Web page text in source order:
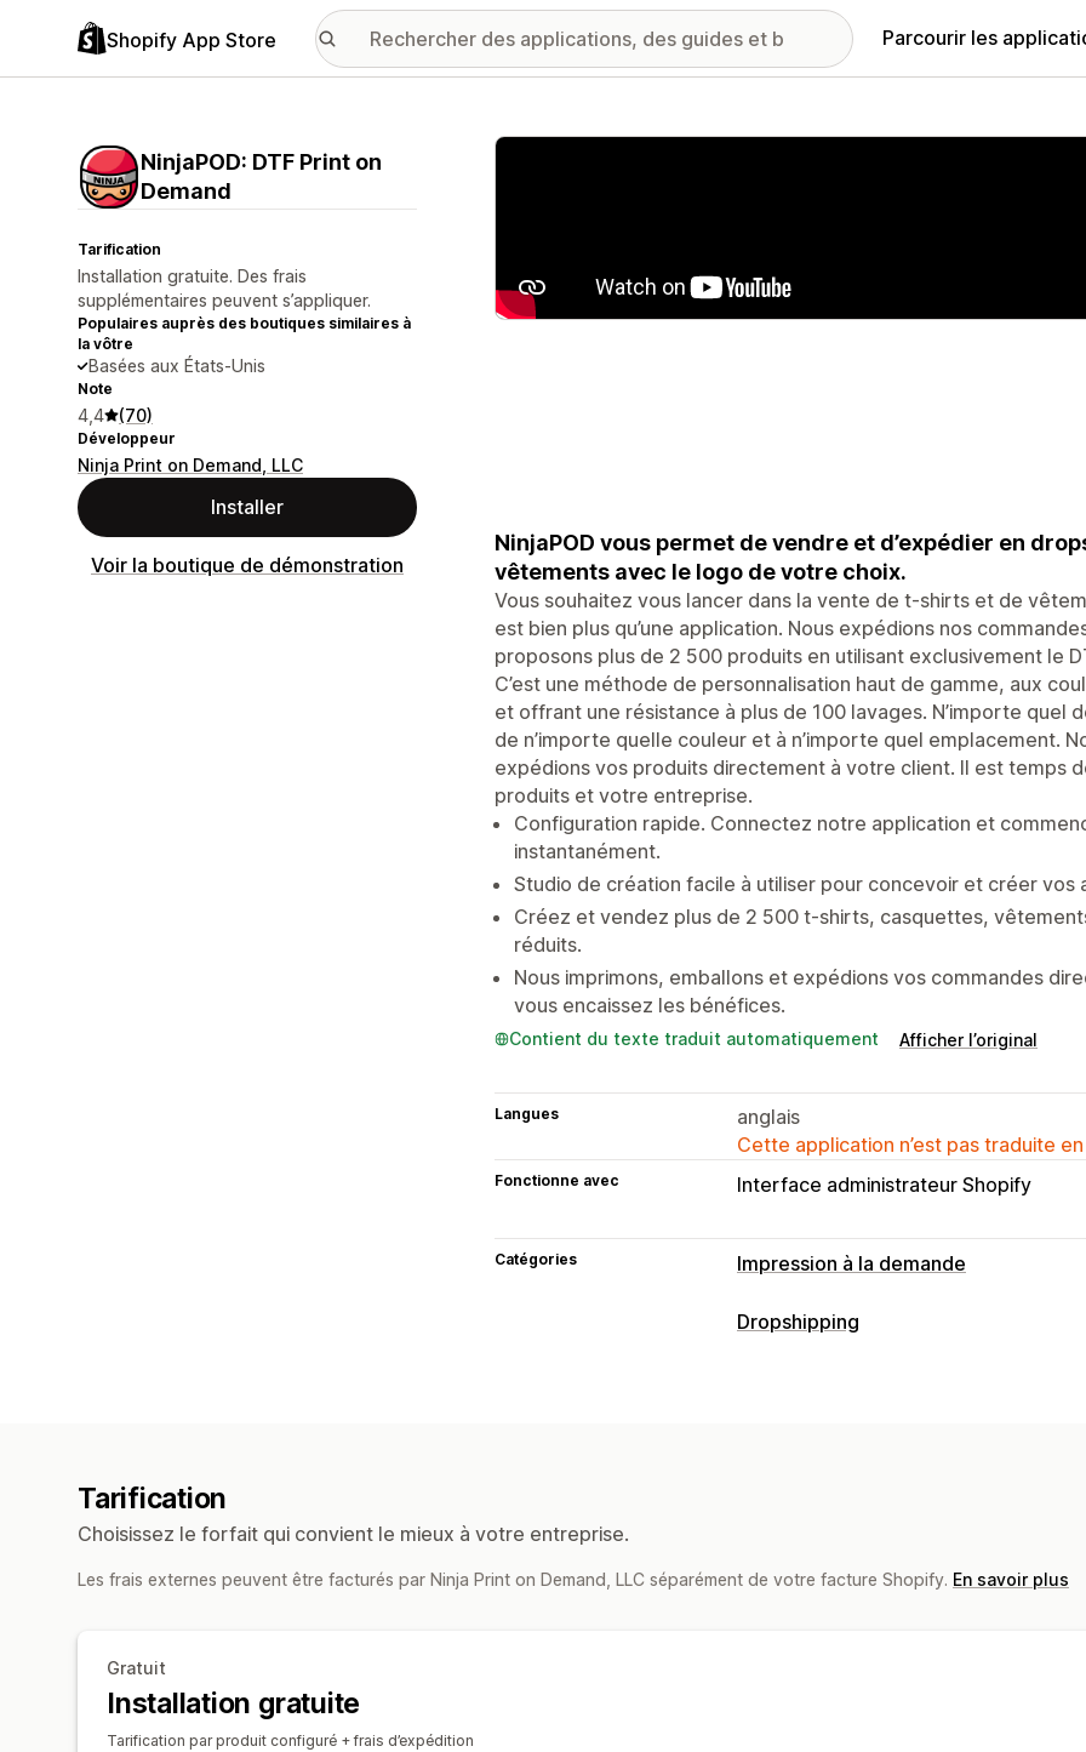
Shopify App Store Parcourir les
NinjaPOD: DTF Print on
Demand
Tarification
Installation gratuite. Des frais
supplémentaires peuvent s’appliquer.
Populaires auprès des boutiques similaires à
la vôtre
Basées aux États-Unis
Note
4,4 (70)
Développeur
Ninja Print on Demand, LLC
Installer
Voir la boutique de démonstration
Galerie d’images vedette
NinjaPOD vous permet de vendre et d’expédier en
vêtements avec le logo de votre choix.
Vous souhaitez vous lancer dans la vente de t-shirts et de
est bien plus qu’une application. Nous expédions nos
proposons plus de 2 500 produits en utilisant exclusivement le
C’est une méthode de personnalisation haut de gamme, aux
et offrant une résistance à plus de 100 lavages. N’importe quel
de n’importe quelle couleur et à n’importe quel emplacement.
expédions vos produits directement à votre client. Il est temps
produits et votre entreprise.
Configuration rapide. Connectez notre application et
instantanément.
Studio de création facile à utiliser pour concevoir et créer vos
Créez et vendez plus de 2 500 t-shirts, casquettes,
réduits.
Nous imprimons, emballons et expédions vos commandes
vous encaissez les bénéfices.
Contient du texte traduit automatiquement Afficher l’original
Langues
anglais
Cette application n’est pas traduite
Fonctionne avec Interface administrateur Shopify
Catégories Impression à la demande
Personnalisation de produit
Étiquette anonyme Expédition
Dropshipping
Tarification
Choisissez le forfait qui convient le mieux à votre entreprise.
Les frais externes peuvent être facturés par Ninja Print on Demand, LLC séparément de votre facture Shopify. En savoir plus
Gratuit
Installation gratuite
Tarification par produit configuré + frais d’expédition